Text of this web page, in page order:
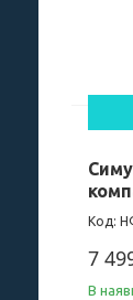
7
В